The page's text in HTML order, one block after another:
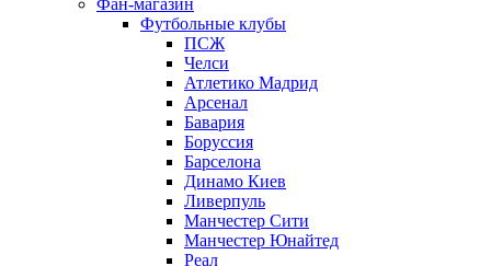
Фан-магазин
Футбольные клубы
ПСЖ
Челси
Атлетико Мадрид
Арсенал
Бавария
Боруссия
Барселона
Динамо Киев
Ливерпуль
Манчестер Сити
Манчестер Юнайтед
Реал